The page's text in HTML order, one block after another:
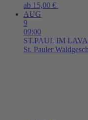
ab 15,00 €
AUG
9
09:00
ST.PAUL IM
St. Pauler